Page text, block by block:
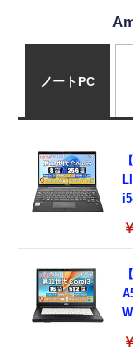
ノートPC